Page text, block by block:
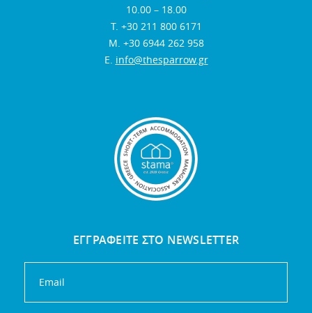
10.00 – 18.00
Τ. +30 211 800 6171
Μ. +30 6944 262 958
E. info@thesparrow.gr
ΕΓΓΡΑΦΕΙΤΕ ΣΤΟ NEWSLETTER